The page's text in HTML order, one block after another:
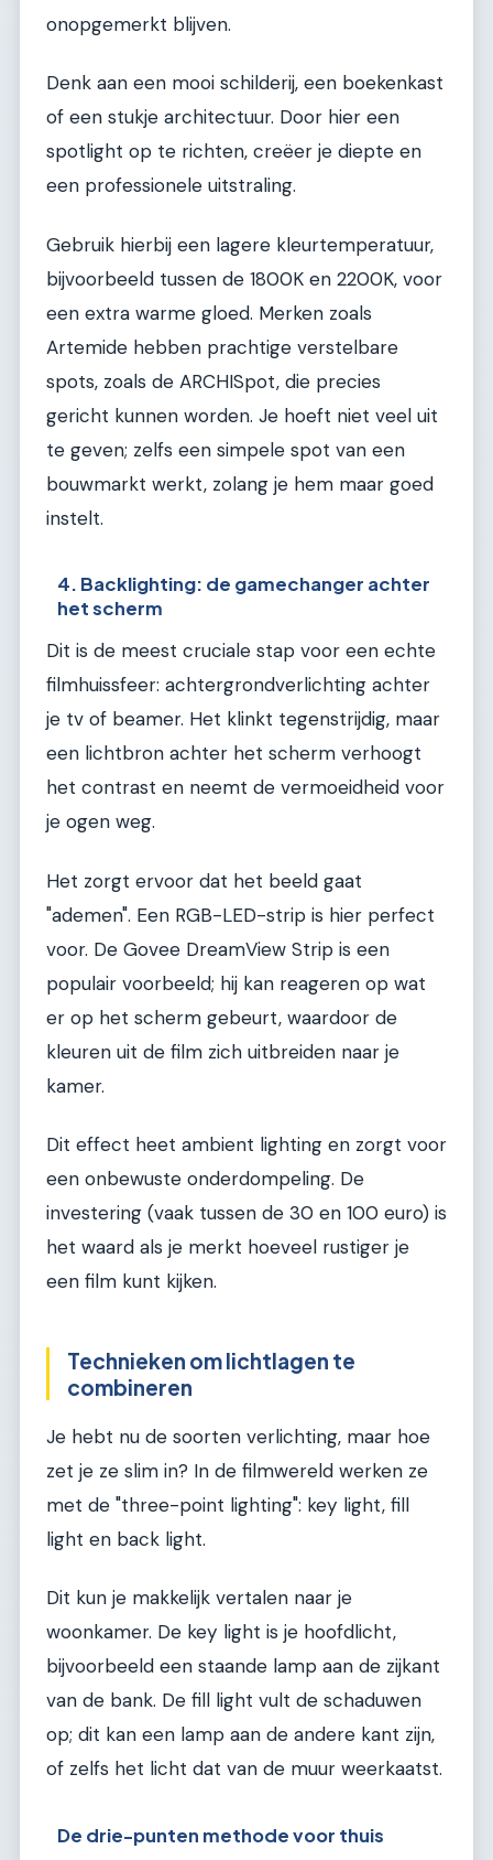
onopgemerkt blijven.
Denk aan een mooi schilderij, een boekenkast
of een stukje architectuur. Door hier een
spotlight op te richten, creëer je diepte en
een professionele uitstraling.
Gebruik hierbij een lagere kleurtemperatuur,
bijvoorbeeld tussen de 1800K en 2200K, voor
een extra warme gloed. Merken zoals
Artemide hebben prachtige verstelbare
spots, zoals de ARCHISpot, die precies
gericht kunnen worden. Je hoeft niet veel uit
te geven; zelfs een simpele spot van een
bouwmarkt werkt, zolang je hem maar goed
instelt.
4. Backlighting: de gamechanger achter
het scherm
Dit is de meest cruciale stap voor een echte
filmhuissfeer: achtergrondverlichting achter
je tv of beamer. Het klinkt tegenstrijdig, maar
een lichtbron achter het scherm verhoogt
het contrast en neemt de vermoeidheid voor
je ogen weg.
Het zorgt ervoor dat het beeld gaat
"ademen". Een RGB-LED-strip is hier perfect
voor. De Govee DreamView Strip is een
populair voorbeeld; hij kan reageren op wat
er op het scherm gebeurt, waardoor de
kleuren uit de film zich uitbreiden naar je
kamer.
Dit effect heet ambient lighting en zorgt voor
een onbewuste onderdompeling. De
investering (vaak tussen de 30 en 100 euro) is
het waard als je merkt hoeveel rustiger je
een film kunt kijken.
Technieken om lichtlagen te
combineren
Je hebt nu de soorten verlichting, maar hoe
zet je ze slim in? In de filmwereld werken ze
met de "three-point lighting": key light, fill
light en back light.
Dit kun je makkelijk vertalen naar je
woonkamer. De key light is je hoofdlicht,
bijvoorbeeld een staande lamp aan de zijkant
van de bank. De fill light vult de schaduwen
op; dit kan een lamp aan de andere kant zijn,
of zelfs het licht dat van de muur weerkaatst.
De drie-punten methode voor thuis